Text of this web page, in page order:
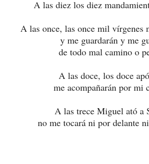
A las diez los diez
A las once, las once mil vírgenes
y me guardarán y me
de todo mal camino o
A las doce, los doce
me acompañarán por mi
A las trece Miguel ató a
no me tocará ni por delante